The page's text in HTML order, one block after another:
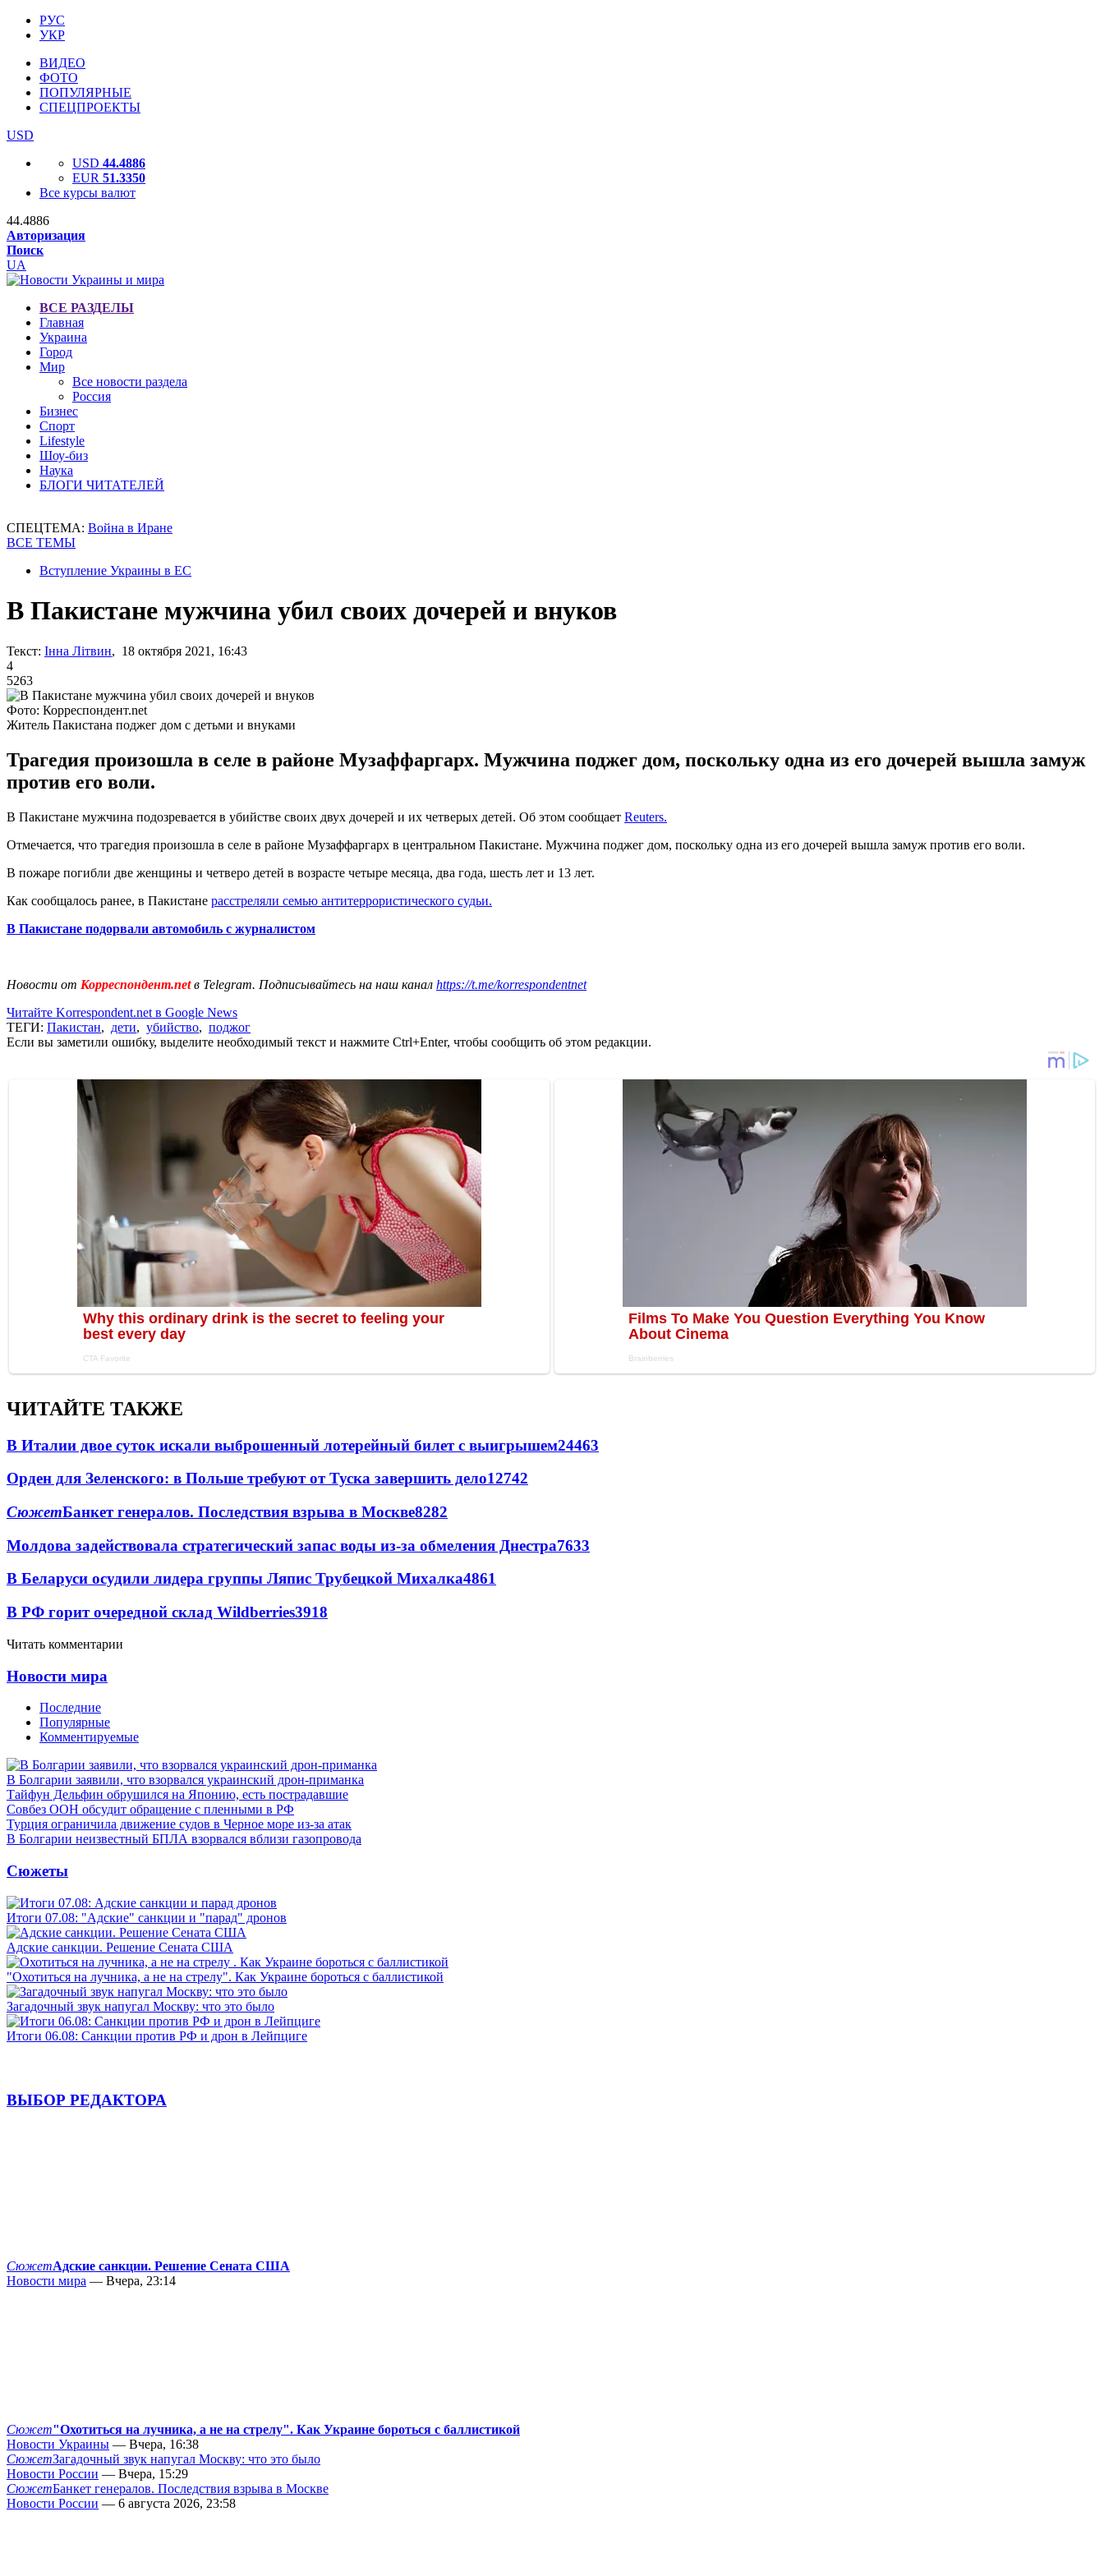
РУС
УКР
ВИДЕО
ФОТО
ПОПУЛЯРНЫЕ
СПЕЦПРОЕКТЫ
USD
USD 44.4886
EUR 51.3350
Все курсы валют
44.4886
Авторизация
Поиск
UA
ВСЕ РАЗДЕЛЫ
Главная
Украина
Город
Мир
Все новости раздела
Россия
Бизнес
Спорт
Lifestyle
Шоу-биз
Наука
БЛОГИ ЧИТАТЕЛЕЙ
СПЕЦТЕМА: Война в Иране
ВСЕ ТЕМЫ
Вступление Украины в ЕС
В Пакистане мужчина убил своих дочерей и внуков
Текст: Інна Літвин, 18 октября 2021, 16:43
4
5263
Фото: Корреспондент.net
Житель Пакистана поджег дом с детьми и внуками
Трагедия произошла в селе в районе Музаффаргарх. Мужчина поджег дом, поскольку одна из его дочерей вышла замуж
против его воли.
В Пакистане мужчина подозревается в убийстве своих двух дочерей и их четверых детей. Об этом сообщает Reuters.
Отмечается, что трагедия произошла в селе в районе Музаффаргарх в центральном Пакистане. Мужчина поджег дом, поскольку одна из его дочерей вышла замуж против его воли.
В пожаре погибли две женщины и четверо детей в возрасте четыре месяца, два года, шесть лет и 13 лет.
Как сообщалось ранее, в Пакистане расстреляли семью антитеррористического судьи.
В Пакистане подорвали автомобиль с журналистом
Новости от Корреспондент.netв Telegram. Подписывайтесь на наш канал https://t.me/korrespondentnet
Читайте Korrespondent.net в Google News
ТЕГИ: Пакистан, дети, убийство, поджог
Если вы заметили ошибку, выделите необходимый текст и нажмите Ctrl+Enter, чтобы сообщить об этом редакции.
ЧИТАЙТЕ ТАКЖЕ
В Италии двое суток искали выброшенный лотерейный билет с выигрышем24463
Орден для Зеленского: в Польше требуют от Туска завершить дело12742
СюжетБанкет генералов. Последствия взрыва в Москве8282
Молдова задействовала стратегический запас воды из-за обмеления Днестра7633
В Беларуси осудили лидера группы Ляпис Трубецкой Михалка4861
В РФ горит очередной склад Wildberries3918
Читать комментарии
Новости мира
Последние
Популярные
Комментируемые
В Болгарии заявили, что взорвался украинский дрон-приманка
Тайфун Дельфин обрушился на Японию, есть пострадавшие
Совбез ООН обсудит обращение с пленными в РФ
Турция ограничила движение судов в Черное море из-за атак
В Болгарии неизвестный БПЛА взорвался вблизи газопровода
Сюжеты
Итоги 07.08: "Адские" санкции и "парад" дронов
Адские санкции. Решение Сената США
"Охотиться на лучника, а не на стрелу". Как Украине бороться с баллистикой
Загадочный звук напугал Москву: что это было
Итоги 06.08: Санкции против РФ и дрон в Лейпциге
ВЫБОР РЕДАКТОРА
СюжетАдские санкции. Решение Сената США
Новости мира — Вчера, 23:14
Сюжет"Охотиться на лучника, а не на стрелу". Как Украине бороться с баллистикой
Новости Украины — Вчера, 16:38
СюжетЗагадочный звук напугал Москву: что это было
Новости России — Вчера, 15:29
СюжетБанкет генералов. Последствия взрыва в Москве
Новости России — 6 августа 2026, 23:58